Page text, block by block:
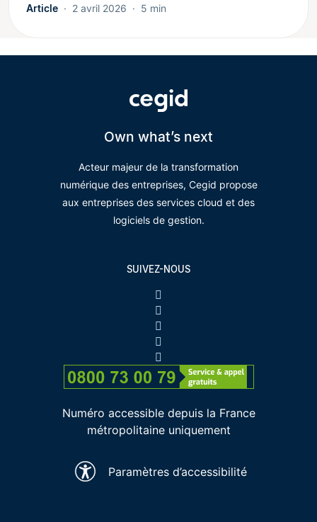
Article 2 avril 2026 5 min
Own what’s next
Acteur majeur de la transformation
numérique des entreprises, Cegid propose
aux entreprises des services cloud et des
logiciels de gestion.
SUIVEZ-NOUS
Numéro accessible depuis la France
métropolitaine uniquement
Paramètres d’accessibilité